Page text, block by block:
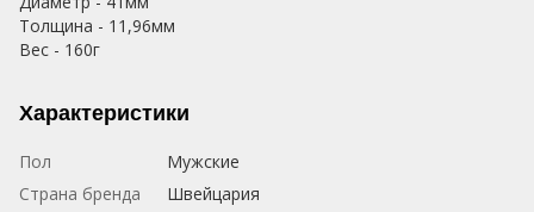
Толщина - 11,96мм
Вес - 160г
Характеристики
Пол
Мужские
Страна бренда
Швейцария